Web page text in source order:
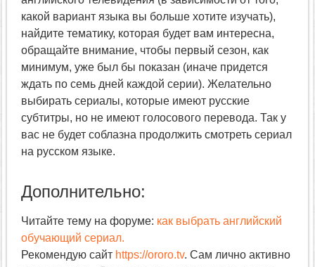
какой вариант языка вы больше хотите изучать),
найдите тематику, которая будет вам интересна,
обращайте внимание, чтобы первый сезон, как
минимум, уже был бы показан (иначе придется
ждать по семь дней каждой серии). Желательно
выбирать сериалы, которые имеют русские
субтитры, но не имеют голосового перевода. Так у
вас не будет соблазна продолжить смотреть сериал
на русском языке.
Дополнительно:
Читайте тему на форуме: как выбрать английский
обучающий сериал.
Рекомендую сайт https://ororo.tv. Сам лично активно